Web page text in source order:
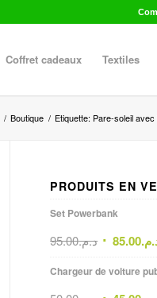
Coffret cadeaux Textiles
/ Boutique / Etiquette: Pare-soleil
PRODUITS EN
Set Powerbank
د.م.95.00 85.00
Chargeur de voiture